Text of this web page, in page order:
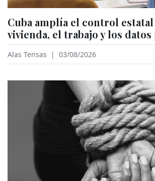
Cuba amplía el control
vivienda, el trabajo y los
Alas Tensas | 03/08/2026